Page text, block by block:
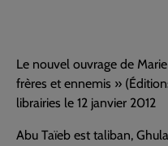
Le nouvel ouvrage de
frères et ennemis »
librairies le 12 janvier 2012
Abu Taïeb est taliban,